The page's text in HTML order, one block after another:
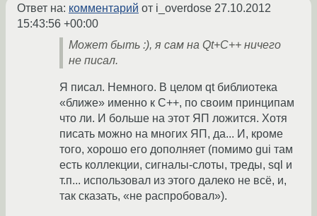
Ответ на: комментарий от i_overdose 27.10.2012
15:43:56 +00:00
Может быть :), я сам на Qt+C++ ничего
не писал.
Я писал. Немного. В целом qt библиотека
«ближе» именно к C++, по своим принципам
что ли. И больше на этот ЯП ложится. Хотя
писать можно на многих ЯП, да... И, кроме
того, хорошо его дополняет (помимо gui там
есть коллекции, сигналы-слоты, треды, sql и
т.п... использовал из этого далеко не всё, и,
так сказать, «не распробовал»).